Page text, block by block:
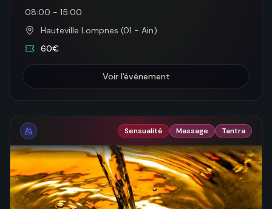
08:00 - 15:00
Hauteville Lompnes (01 - Ain)
60€
Voir l'événement
Sensualité Massage Tantra